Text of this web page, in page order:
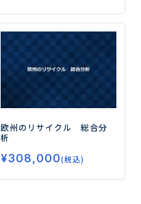
欧州のリサイクル 総合分
析
¥308,000(税込)